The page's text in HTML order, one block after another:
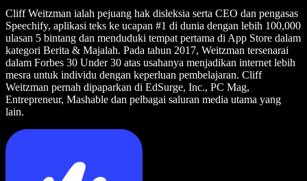
Cliff Weitzman ialah pejuang hak disleksia serta CEO dan pengasas
Speechify, aplikasi teks ke ucapan #1 di dunia dengan lebih 100,000
ulasan 5 bintang dan menduduki tempat pertama di App Store dalam
kategori Berita & Majalah. Pada tahun 2017, Weitzman tersenarai
dalam Forbes 30 Under 30 atas usahanya menjadikan internet lebih
mesra untuk individu dengan keperluan pembelajaran. Cliff
Weitzman pernah dipaparkan di EdSurge, Inc., PC Mag,
Entrepreneur, Mashable dan pelbagai saluran media utama yang
lain.